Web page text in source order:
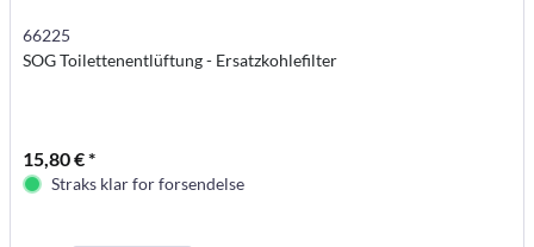
66225
SOG Toilettenentlüftung - Ersatzkohlefilter
15,80 € *
Straks klar for forsendelse